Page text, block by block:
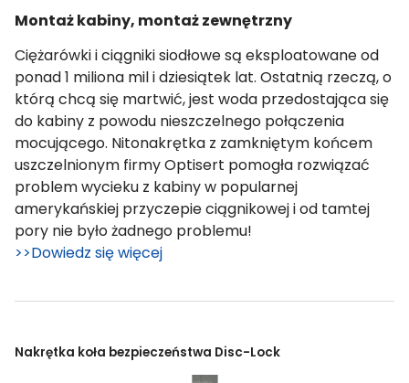
Montaż kabiny, montaż zewnętrzny
Ciężarówki i ciągniki siodłowe są eksploatowane od
ponad 1 miliona mil i dziesiątek lat. Ostatnią rzeczą, o
którą chcą się martwić, jest woda przedostająca się
do kabiny z powodu nieszczelnego połączenia
mocującego. Nitonakrętka z zamkniętym końcem
uszczelnionym firmy Optisert pomogła rozwiązać
problem wycieku z kabiny w popularnej
amerykańskiej przyczepie ciągnikowej i od tamtej
pory nie było żadnego problemu!
>>Dowiedz się więcej
Nakrętka koła bezpieczeństwa Disc-Lock